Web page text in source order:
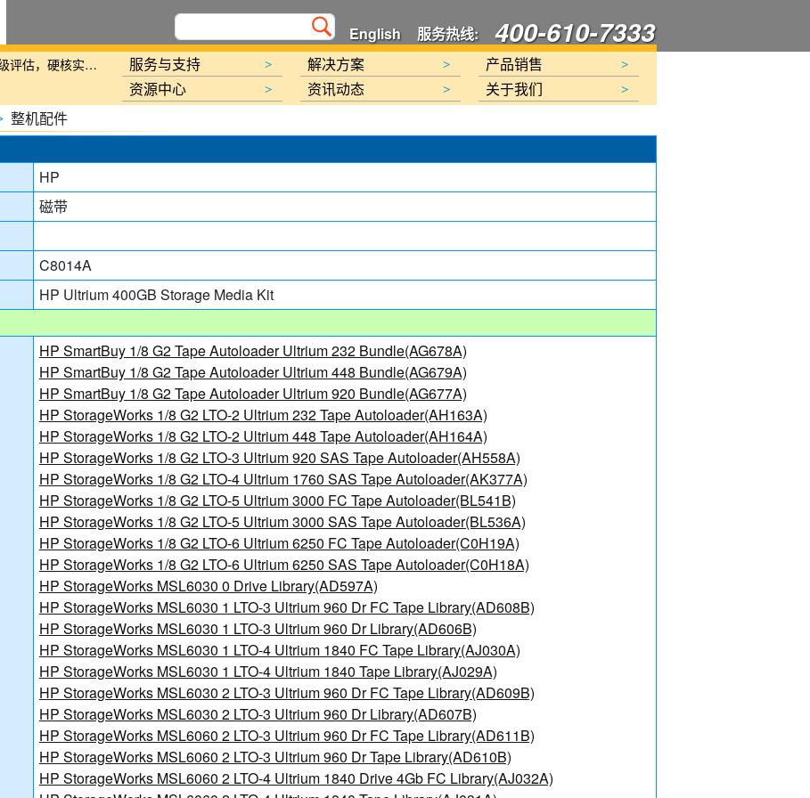
English 服务热线: 400-610-7333
规划》的通知
北京金支点荣膺信创数智技术服务能力一级评估，硬核实力护航产业数字化转型
日报
日报
报
新规划》的通知
北京金支点荣膺信创数智技术服务能力一级评估，硬核实力护航产业数字化转型
报
报
服务与支持 > 解决方案 > 产品销售 >
资源中心 > 资讯动态 > 关于我们 >
整机配件
HP
磁带
C8014A
HP Ultrium 400GB Storage Media Kit
HP SmartBuy 1/8 G2 Tape Autoloader Ultrium 232 Bundle(AG678A)
HP SmartBuy 1/8 G2 Tape Autoloader Ultrium 448 Bundle(AG679A)
HP SmartBuy 1/8 G2 Tape Autoloader Ultrium 920 Bundle(AG677A)
HP StorageWorks 1/8 G2 LTO-2 Ultrium 232 Tape Autoloader(AH163A)
HP StorageWorks 1/8 G2 LTO-2 Ultrium 448 Tape Autoloader(AH164A)
HP StorageWorks 1/8 G2 LTO-3 Ultrium 920 SAS Tape Autoloader(AH558A)
HP StorageWorks 1/8 G2 LTO-4 Ultrium 1760 SAS Tape Autoloader(AK377A)
HP StorageWorks 1/8 G2 LTO-5 Ultrium 3000 FC Tape Autoloader(BL541B)
HP StorageWorks 1/8 G2 LTO-5 Ultrium 3000 SAS Tape Autoloader(BL536A)
HP StorageWorks 1/8 G2 LTO-6 Ultrium 6250 FC Tape Autoloader(C0H19A)
HP StorageWorks 1/8 G2 LTO-6 Ultrium 6250 SAS Tape Autoloader(C0H18A)
HP StorageWorks MSL6030 0 Drive Library(AD597A)
HP StorageWorks MSL6030 1 LTO-3 Ultrium 960 Dr FC Tape Library(AD608B)
HP StorageWorks MSL6030 1 LTO-3 Ultrium 960 Dr Library(AD606B)
HP StorageWorks MSL6030 1 LTO-4 Ultrium 1840 FC Tape Library(AJ030A)
HP StorageWorks MSL6030 1 LTO-4 Ultrium 1840 Tape Library(AJ029A)
HP StorageWorks MSL6030 2 LTO-3 Ultrium 960 Dr FC Tape Library(AD609B)
HP StorageWorks MSL6030 2 LTO-3 Ultrium 960 Dr Library(AD607B)
HP StorageWorks MSL6060 2 LTO-3 Ultrium 960 Dr FC Tape Library(AD611B)
HP StorageWorks MSL6060 2 LTO-3 Ultrium 960 Dr Tape Library(AD610B)
HP StorageWorks MSL6060 2 LTO-4 Ultrium 1840 Drive 4Gb FC Library(AJ032A)